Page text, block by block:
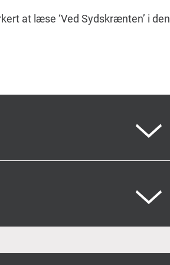
at læse ‘Ved Sydskrænten’ i den